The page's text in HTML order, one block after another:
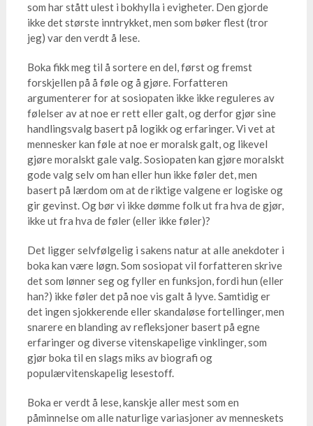
som har stått ulest i bokhylla i evigheter. Den gjorde
ikke det største inntrykket, men som bøker flest (tror
jeg) var den verdt å lese.
Boka fikk meg til å sortere en del, først og fremst
forskjellen på å føle og å gjøre. Forfatteren
argumenterer for at sosiopaten ikke ikke reguleres av
følelser av at noe er rett eller galt, og derfor gjør sine
handlingsvalg basert på logikk og erfaringer. Vi vet at
mennesker kan føle at noe er moralsk galt, og likevel
gjøre moralskt gale valg. Sosiopaten kan gjøre moralskt
gode valg selv om han eller hun ikke føler det, men
basert på lærdom om at de riktige valgene er logiske og
gir gevinst. Og bør vi ikke dømme folk ut fra hva de gjør,
ikke ut fra hva de føler (eller ikke føler)?
Det ligger selvfølgelig i sakens natur at alle anekdoter i
boka kan være løgn. Som sosiopat vil forfatteren skrive
det som lønner seg og fyller en funksjon, fordi hun (eller
han?) ikke føler det på noe vis galt å lyve. Samtidig er
det ingen sjokkerende eller skandaløse fortellinger, men
snarere en blanding av refleksjoner basert på egne
erfaringer og diverse vitenskapelige vinklinger, som
gjør boka til en slags miks av biografi og
populærvitenskapelig lesestoff.
Boka er verdt å lese, kanskje aller mest som en
påminnelse om alle naturlige variasjoner av menneskets